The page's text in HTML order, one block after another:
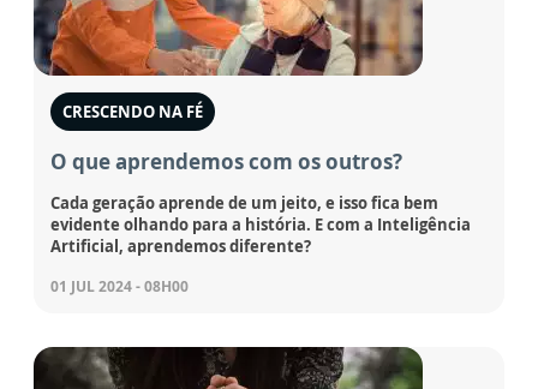
CRESCENDO NA FÉ
O que aprendemos com os outros?
Cada geração aprende de um jeito, e isso fica bem
evidente olhando para a história. E com a Inteligência
Artificial, aprendemos diferente?
01 JUL 2024 - 08H00